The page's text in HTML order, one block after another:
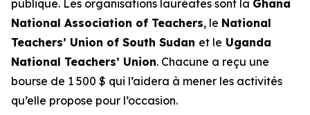
publique. Les organisations lauréates sont la Ghana
National Association of Teachers, le National
Teachers’ Union of South Sudan et le Uganda
National Teachers’ Union. Chacune a reçu une
bourse de 1 500 $ qui l’aidera à mener les activités
qu’elle propose pour l’occasion.